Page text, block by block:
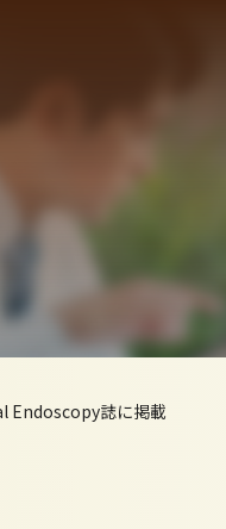
Endoscopy誌に掲載